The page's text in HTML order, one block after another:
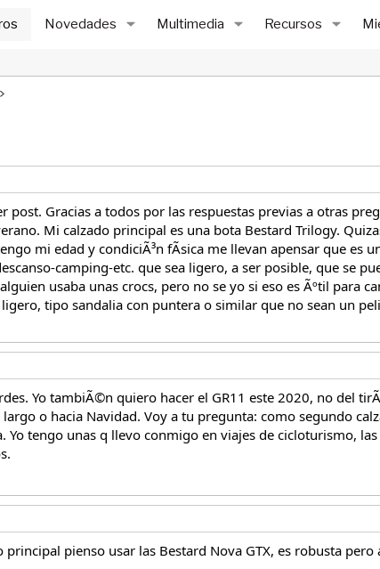
Novedades Multimedia Recursos
post. Gracias a todos por las respuestas previas a otras
Mi calzado principal es una bota Bestard Trilogy.
mi edad y condiciÃ³n fÃsica me llevan apensar que es
camping-etc. que sea ligero, a ser posible, que se
usaba unas crocs, pero no se yo si eso es Ãºtil para
tipo sandalia con puntera o similar que no sean un
Yo tambiÃ©n quiero hacer el GR11 este 2020, no del
o hacia Navidad. Voy a tu pregunta: como segundo
Yo tengo unas q llevo conmigo en viajes de cicloturismo,
pienso usar las Bestard Nova GTX, es robusta pero